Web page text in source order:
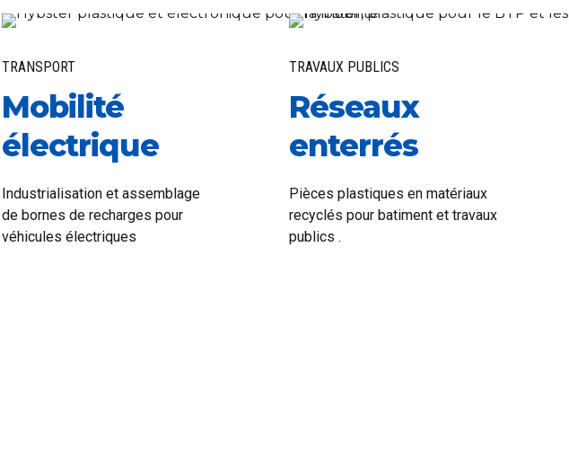
TRANSPORT
Mobilité
électrique
Industrialisation et assemblage
de bornes de recharges pour
véhicules électriques
TRAVAUX PUBLICS
Réseaux
enterrés
Pièces plastiques en matériaux
recyclés pour batiment et travaux
publics .